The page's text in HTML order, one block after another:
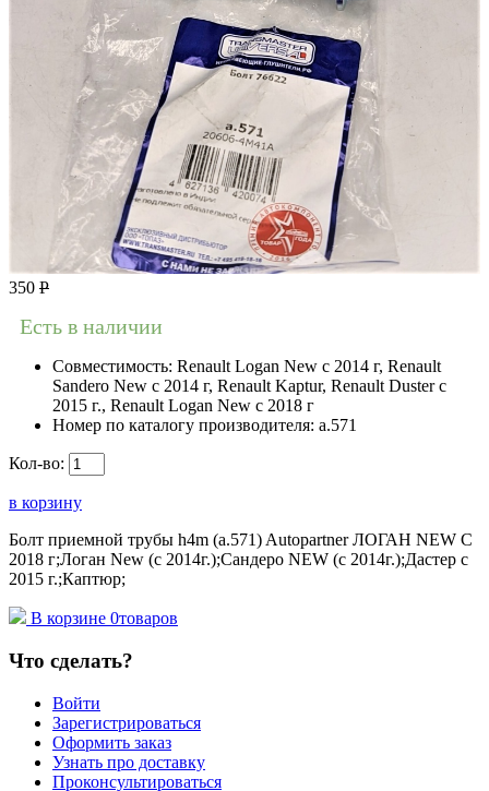
350 Р
Есть в наличии
Совместимость: Renault Logan New с 2014 г, Renault
Sandero New с 2014 г, Renault Kaptur, Renault Duster с
2015 г., Renault Logan New с 2018 г
Номер по каталогу производителя: a.571
Кол-во:
в корзину
Болт приемной трубы h4m (a.571) Autopartner ЛОГАН NEW С
2018 г;Логан New (с 2014г.);Сандеро NEW (с 2014г.);Дастер с
2015 г.;Каптюр;
В корзине 0товаров
Что сделать?
Войти
Зарегистрироваться
Оформить заказ
Узнать про доставку
Проконсультироваться